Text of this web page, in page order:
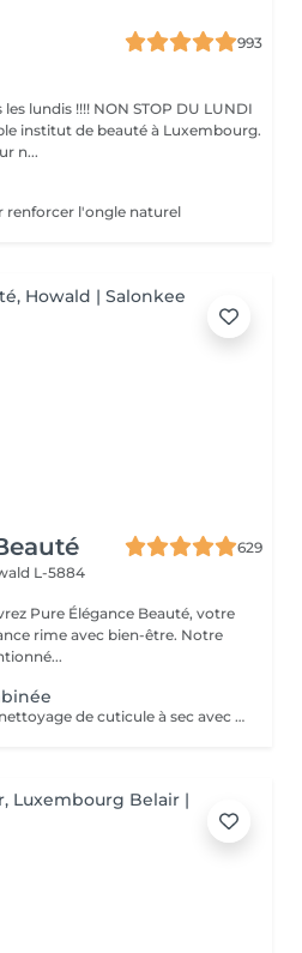
993
lundis !!!! NON STOP DU LUNDI
n...
renforcer l'ongle naturel
629
L-5884
Pure Élégance Beauté, votre
rime avec bien-être. Notre
Mise en forme des ongles , nettoyage de cuticule à sec avec différentes mèches de ponceuse. Crème pour les mains